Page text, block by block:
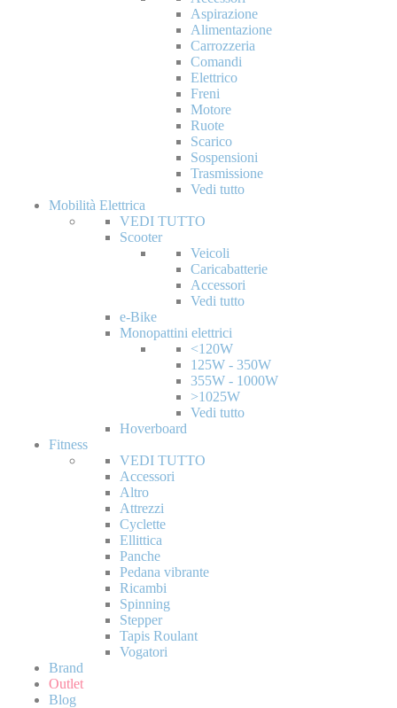
Aspirazione
Alimentazione
Carrozzeria
Comandi
Elettrico
Freni
Motore
Ruote
Scarico
Sospensioni
Trasmissione
Vedi tutto
Mobilità Elettrica
VEDI TUTTO
Scooter
Veicoli
Caricabatterie
Accessori
Vedi tutto
e-Bike
Monopattini elettrici
<120W
125W - 350W
355W - 1000W
>1025W
Vedi tutto
Hoverboard
Fitness
VEDI TUTTO
Accessori
Altro
Attrezzi
Cyclette
Ellittica
Panche
Pedana vibrante
Ricambi
Spinning
Stepper
Tapis Roulant
Vogatori
Brand
Outlet
Blog